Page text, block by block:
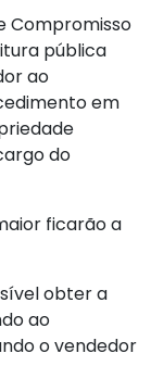
Compromisso
pública
ao
em
do
ficarão a
obter a
ao
o vendedor